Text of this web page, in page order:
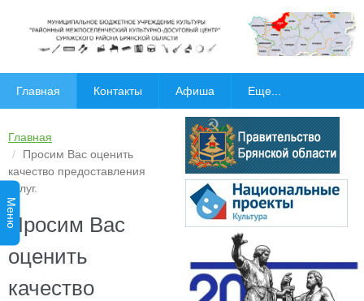
Главная Контакты Афиша Еще...
Меню
Главная
Просим Вас оценить
качество предоставления
услуг.
Просим Вас
оценить
качество